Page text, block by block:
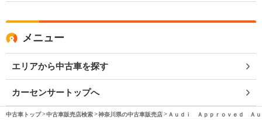
メニュー
エリアから中古車を探す
カーセンサートップへ
中古車トップ 中古車販売店検索 神奈川県の中古車販売店 Ａｕｄｉ Ａｐｐｒｏｖｅｄ Ａ